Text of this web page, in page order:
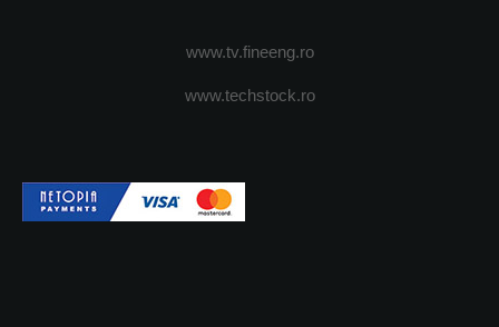
www.tv.fineeng.ro
www.techstock.ro